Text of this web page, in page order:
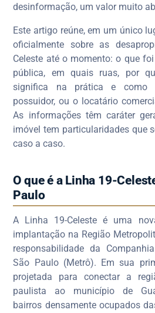
desinformação, um valor muito
Este artigo reúne, em um único
oficialmente sobre as
Celeste até o momento: o que
pública, em quais ruas, por
significa na prática e como
possuidor, ou o locatário
As informações têm caráter
imóvel tem particularidades que
caso a caso.
O que é a Linha 19-
Paulo
A Linha 19-Celeste é uma
implantação na Região
responsabilidade da
São Paulo (Metrô). Em sua
projetada para conectar a
paulista ao município de
bairros densamente ocupados